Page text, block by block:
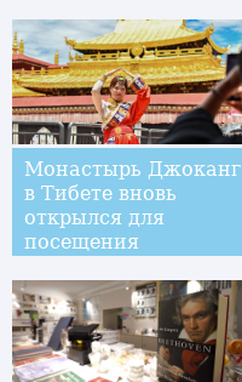
западе Китая
Монастырь Джоканг
в Тибете вновь
открылся для
посещения